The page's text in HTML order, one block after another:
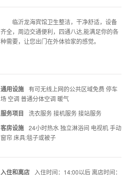
临沂龙海宾馆卫生整洁，干净舒适，设备
齐全，周边交通便利，四通八达,能满足你的各
种需要，让您出门在外体验家的感觉。
通用设施 有可无线上网的公共区域免费 停车
场 空调 普通分体空调 暖气
服务项目 洗衣服务 接机服务 接站服务
客房设施 24小时热水 独立淋浴间 电视机 手动
窗帘 床具:毯子或被子
入住和离店 入住时间：14:00以后 离店时间：